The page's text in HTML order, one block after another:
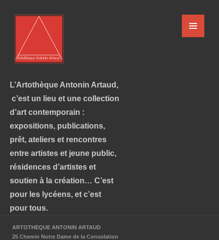
L’Artothèque Antonin Artaud,
c’est un lieu et une collection
d’art contemporain :
expositions, publications,
prêt, ateliers et rencontres
entre artistes et jeune public,
résidences d’artistes et
soutien à la création… C’est
pour les lycéens, et c’est
pour tous.
ARTOTHEQUE ANTONIN ARTAUD
25 Chemin Notre Dame de la Consolation